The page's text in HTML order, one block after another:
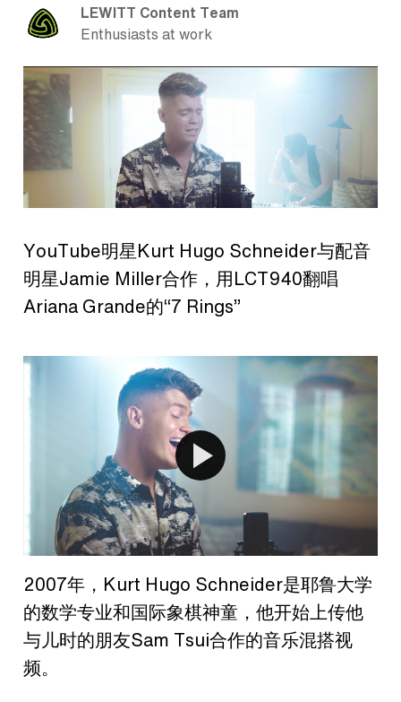
LEWITT Content Team
Enthusiasts at work
YouTube明星Kurt Hugo Schneider与配音
明星Jamie Miller合作，用LCT940翻唱
Ariana Grande的“7 Rings”
2007年，Kurt Hugo Schneider是耶鲁大学
的数学专业和国际象棋神童，他开始上传他
与儿时的朋友Sam Tsui合作的音乐混搭视
频。